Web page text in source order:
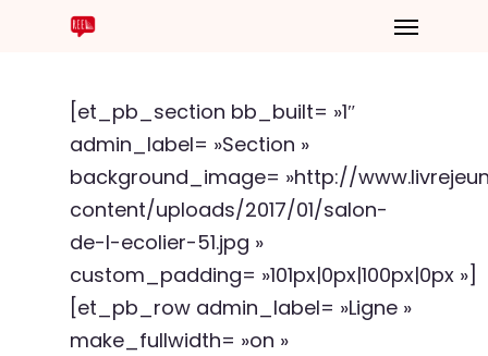
[et_pb_section bb_built= »1″
admin_label= »Section »
background_image= »http://
content/uploads/2017/01/salon-
de-l-ecolier-51.jpg »
custom_padding= »101px|0px|100px|0px »]
[et_pb_row admin_label= »Ligne »
make_fullwidth= »on »